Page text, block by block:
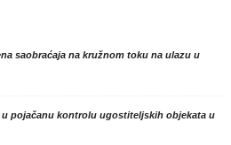
saobraćaja na kružnom toku na ulazu u
pojačanu kontrolu ugostiteljskih objekata u